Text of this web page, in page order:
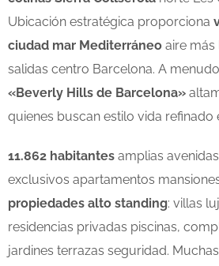
Ubicación estratégica proporciona
ciudad mar Mediterráneo aire
salidas centro Barcelona. A
«Beverly Hills de Barcelona»
quienes buscan estilo vida refinado
11.862 habitantes amplias
exclusivos apartamentos
propiedades alto standing: villas
residencias privadas piscinas,
jardines terrazas seguridad.